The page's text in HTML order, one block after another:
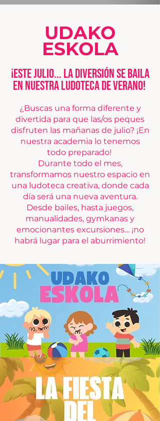
UDAKO
ESKOLA
¡Este julio... la diversión se baila
en nuestra ludoteca de verano!
¿Buscas una forma diferente y
divertida para que las/os peques
disfruten las mañanas de julio? ¡En
nuestra academia lo tenemos
todo preparado!
Durante todo el mes,
transformamos nuestro espacio en
una ludoteca creativa, donde cada
día será una nueva aventura.
Desde bailes, hasta juegos,
manualidades, gymkanas y
emocionantes excursiones… ¡no
habrá lugar para el aburrimiento!